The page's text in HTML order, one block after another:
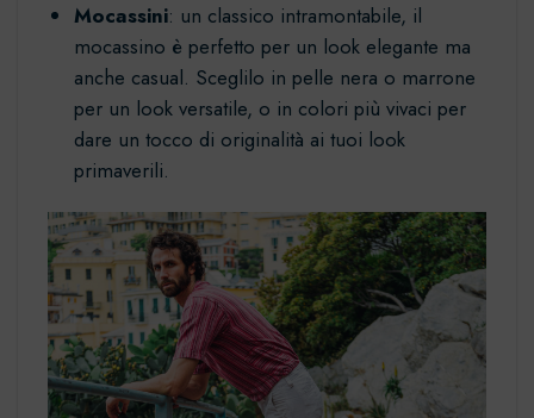
Mocassini: un classico intramontabile, il
mocassino è perfetto per un look elegante ma
anche casual. Sceglilo in pelle nera o marrone
per un look versatile, o in colori più vivaci per
dare un tocco di originalità ai tuoi look
primaverili.